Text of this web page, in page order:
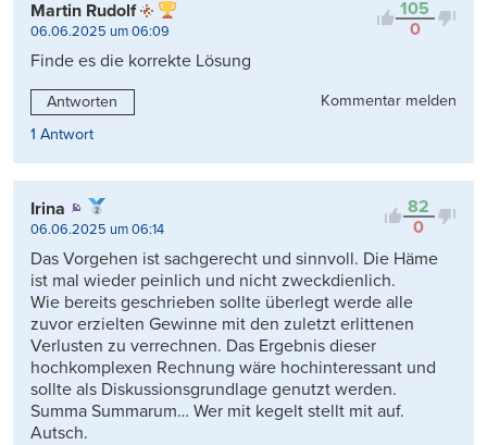
105
0
Martin Rudolf
06.06.2025 um 06:09
Finde es die korrekte Lösung
Antworten
Kommentar melden
1 Antwort
82
0
Irina
06.06.2025 um 06:14
Das Vorgehen ist sachgerecht und sinnvoll. Die Häme
ist mal wieder peinlich und nicht zweckdienlich.
Wie bereits geschrieben sollte überlegt werde alle
zuvor erzielten Gewinne mit den zuletzt erlittenen
Verlusten zu verrechnen. Das Ergebnis dieser
hochkomplexen Rechnung wäre hochinteressant und
sollte als Diskussionsgrundlage genutzt werden.
Summa Summarum… Wer mit kegelt stellt mit auf.
Autsch.